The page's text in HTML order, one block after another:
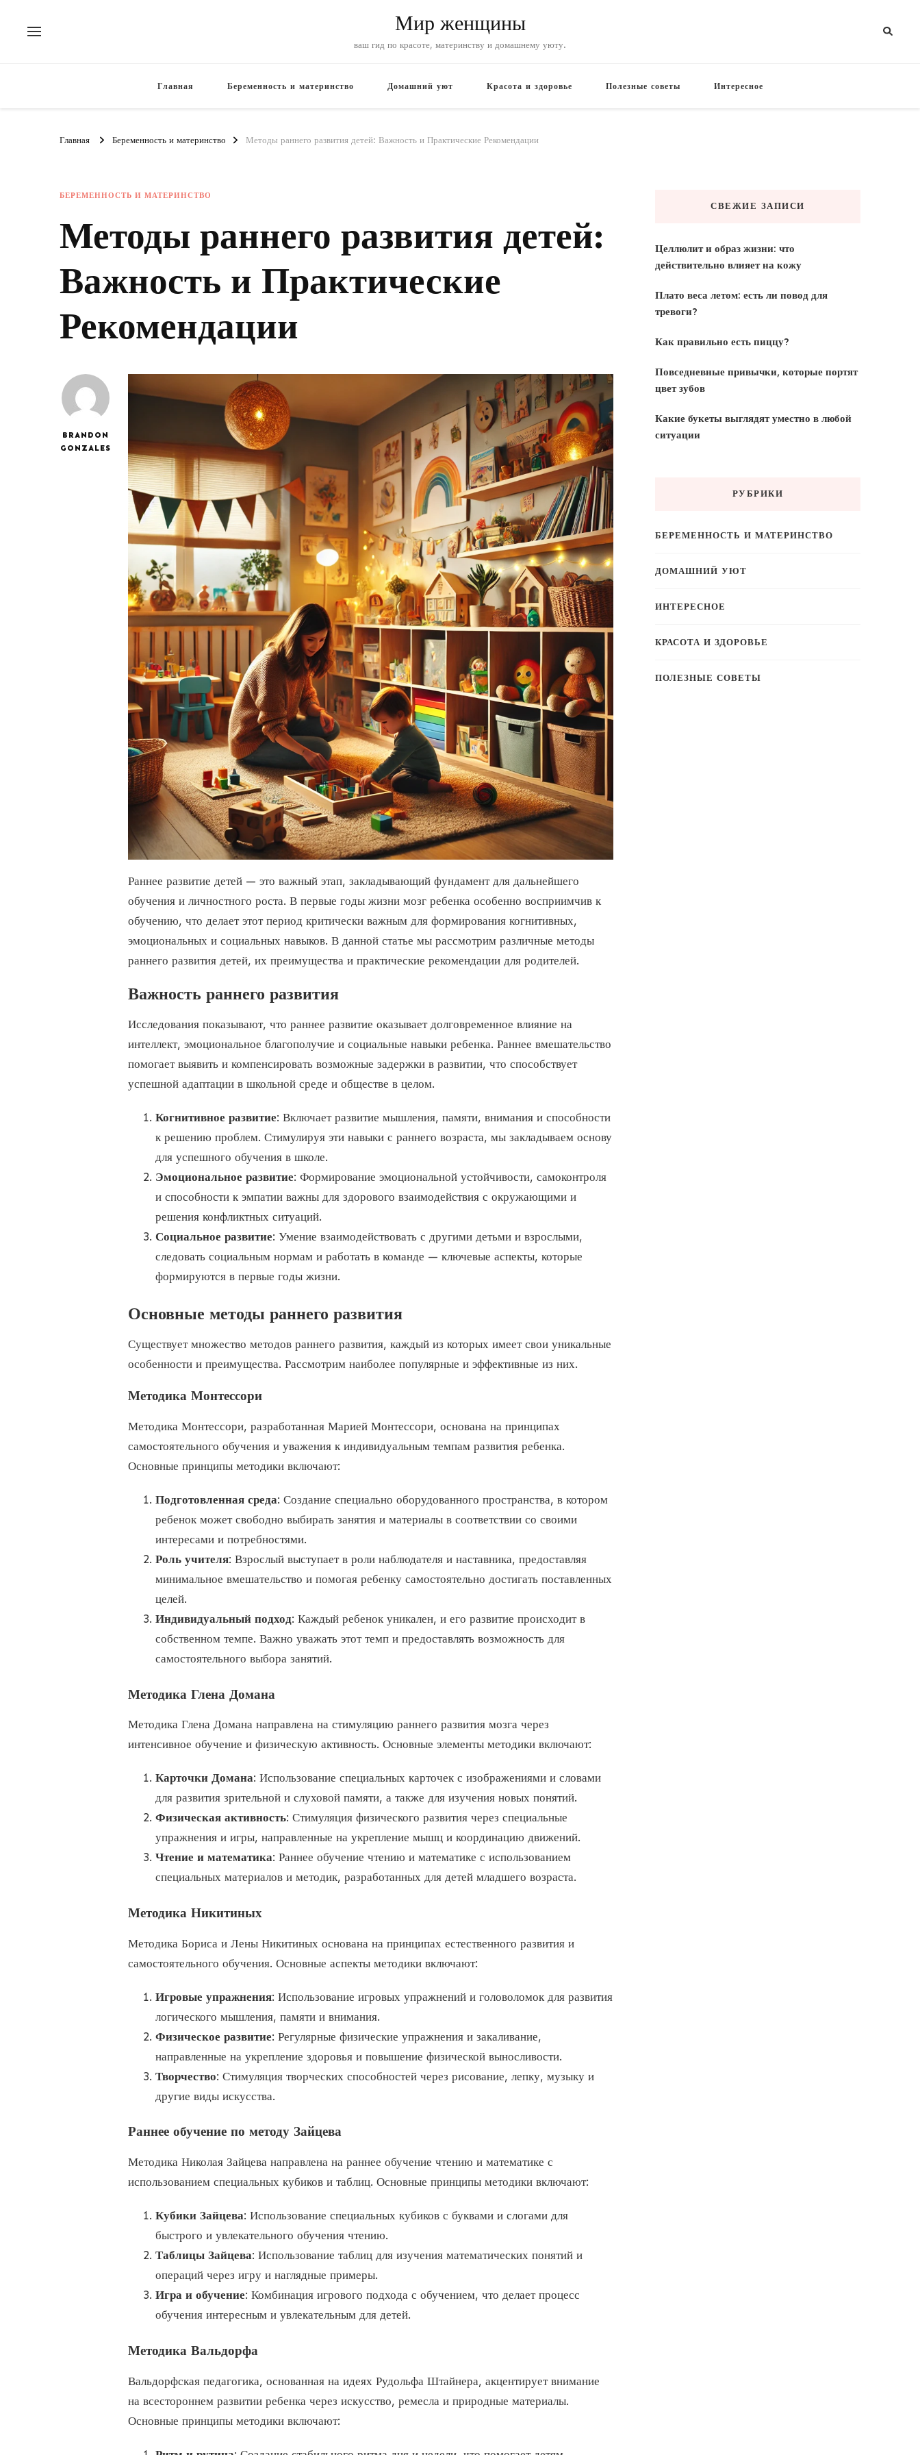
Мир женщины
ваш гид по красоте, материнству и домашнему уюту.
Главная Беременность и материнство Домашний уют Красота и здоровье Полезные советы Интересное
Главная Беременность и материнство Методы раннего развития детей: Важность и Практические Рекомендации
БЕРЕМЕННОСТЬ И МАТЕРИНСТВО
Методы раннего развития детей:
Важность и Практические
Рекомендации
BRANDON
GONZALES
Раннее развитие детей — это важный этап, закладывающий фундамент для дальнейшего
обучения и личностного роста. В первые годы жизни мозг ребенка особенно восприимчив к
обучению, что делает этот период критически важным для формирования когнитивных,
эмоциональных и социальных навыков. В данной статье мы рассмотрим различные методы
раннего развития детей, их преимущества и практические рекомендации для родителей.
Важность раннего развития
Исследования показывают, что раннее развитие оказывает долговременное влияние на
интеллект, эмоциональное благополучие и социальные навыки ребенка. Раннее вмешательство
помогает выявить и компенсировать возможные задержки в развитии, что способствует
успешной адаптации в школьной среде и обществе в целом.
Когнитивное развитие: Включает развитие мышления, памяти, внимания и способности
к решению проблем. Стимулируя эти навыки с раннего возраста, мы закладываем основу
для успешного обучения в школе.
Эмоциональное развитие: Формирование эмоциональной устойчивости, самоконтроля
и способности к эмпатии важны для здорового взаимодействия с окружающими и
решения конфликтных ситуаций.
Социальное развитие: Умение взаимодействовать с другими детьми и взрослыми,
следовать социальным нормам и работать в команде — ключевые аспекты, которые
формируются в первые годы жизни.
Основные методы раннего развития
Существует множество методов раннего развития, каждый из которых имеет свои уникальные
особенности и преимущества. Рассмотрим наиболее популярные и эффективные из них.
Методика Монтессори
Методика Монтессори, разработанная Марией Монтессори, основана на принципах
самостоятельного обучения и уважения к индивидуальным темпам развития ребенка.
Основные принципы методики включают:
Подготовленная среда: Создание специально оборудованного пространства, в котором
ребенок может свободно выбирать занятия и материалы в соответствии со своими
интересами и потребностями.
Роль учителя: Взрослый выступает в роли наблюдателя и наставника, предоставляя
минимальное вмешательство и помогая ребенку самостоятельно достигать поставленных
целей.
Индивидуальный подход: Каждый ребенок уникален, и его развитие происходит в
собственном темпе. Важно уважать этот темп и предоставлять возможность для
самостоятельного выбора занятий.
Методика Глена Домана
Методика Глена Домана направлена на стимуляцию раннего развития мозга через
интенсивное обучение и физическую активность. Основные элементы методики включают:
Карточки Домана: Использование специальных карточек с изображениями и словами
для развития зрительной и слуховой памяти, а также для изучения новых понятий.
Физическая активность: Стимуляция физического развития через специальные
упражнения и игры, направленные на укрепление мышц и координацию движений.
Чтение и математика: Раннее обучение чтению и математике с использованием
специальных материалов и методик, разработанных для детей младшего возраста.
Методика Никитиных
Методика Бориса и Лены Никитиных основана на принципах естественного развития и
самостоятельного обучения. Основные аспекты методики включают:
Игровые упражнения: Использование игровых упражнений и головоломок для развития
логического мышления, памяти и внимания.
Физическое развитие: Регулярные физические упражнения и закаливание,
направленные на укрепление здоровья и повышение физической выносливости.
Творчество: Стимуляция творческих способностей через рисование, лепку, музыку и
другие виды искусства.
Раннее обучение по методу Зайцева
Методика Николая Зайцева направлена на раннее обучение чтению и математике с
использованием специальных кубиков и таблиц. Основные принципы методики включают:
Кубики Зайцева: Использование специальных кубиков с буквами и слогами для
быстрого и увлекательного обучения чтению.
Таблицы Зайцева: Использование таблиц для изучения математических понятий и
операций через игру и наглядные примеры.
Игра и обучение: Комбинация игрового подхода с обучением, что делает процесс
обучения интересным и увлекательным для детей.
Методика Вальдорфа
Вальдорфская педагогика, основанная на идеях Рудольфа Штайнера, акцентирует внимание
на всестороннем развитии ребенка через искусство, ремесла и природные материалы.
Основные принципы методики включают:
СВЕЖИЕ ЗАПИСИ
Целлюлит и образ жизни: что
действительно влияет на кожу
Плато веса летом: есть ли повод для
тревоги?
Как правильно есть пиццу?
Повседневные привычки, которые портят
цвет зубов
Какие букеты выглядят уместно в любой
ситуации
РУБРИКИ
БЕРЕМЕННОСТЬ И МАТЕРИНСТВО
ДОМАШНИЙ УЮТ
ИНТЕРЕСНОЕ
КРАСОТА И ЗДОРОВЬЕ
ПОЛЕЗНЫЕ СОВЕТЫ